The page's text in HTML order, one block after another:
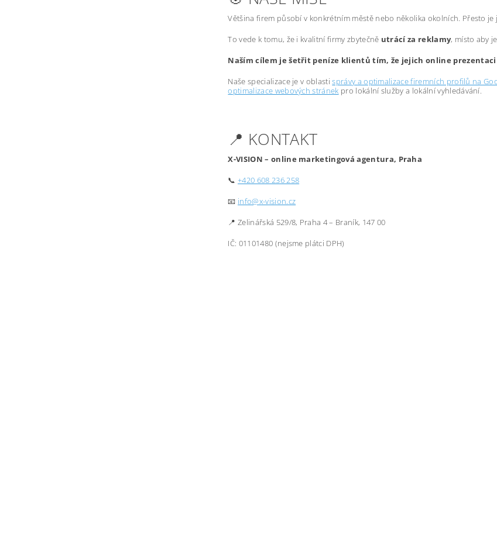
Většina firem působí v konkrétním městě nebo několika okolních. Přesto je
To vede k tomu, že i kvalitní firmy zbytečně utrácí za reklamy, místo aby
Naším cílem je šetřit peníze klientů tím, že jejich online
Naše specializace je v oblastisprávy a optimalizace firemních profilů na
optimalizace webových stránek pro lokální služby a lokální vyhledávání.
📍 KONTAKT
X-VISION – online marketingová agentura, Praha
📞+420 608 236 258
📧 info@x-vision.cz
📍 Zelinářská 529/8, Praha 4 – Braník, 147 00
IČ: 01101480 (nejsme plátci DPH)